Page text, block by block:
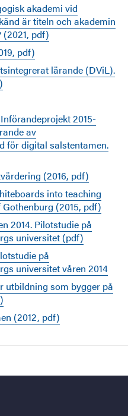
akademi vid
är titeln och akademin
pdf)
pdf)
lärande (DViL).
2015-
av
för digital salstentamen.
(2016, pdf)
into teaching
(2015, pdf)
2014. Pilotstudie på
universitet (pdf)
på
universitet våren 2014
utbildning som bygger på
(2012, pdf)